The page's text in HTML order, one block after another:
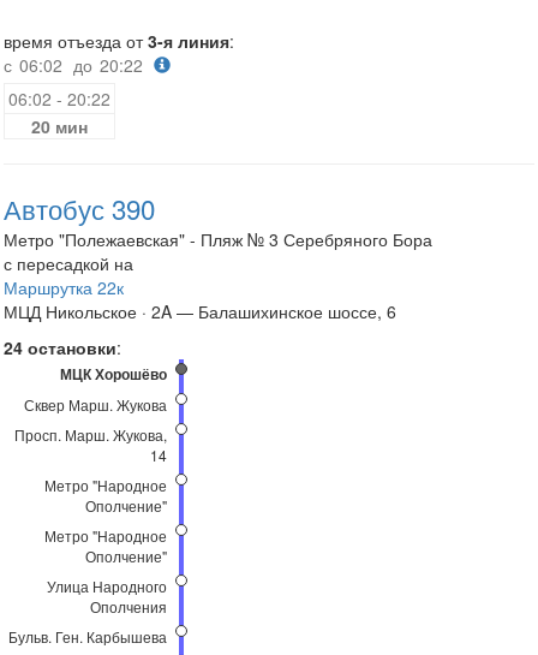
время отъезда от3-я линия:
с 06:02 до 20:22
06:02 - 20:22
20 мин
Автобус 390
Метро "Полежаевская" - Пляж № 3 Серебряного Бора
с пересадкой на
Маршрутка 22к
МЦД Никольское · 2A — Балашихинское шоссе, 6
24 остановки:
МЦК Хорошёво
Сквер Марш. Жукова
Просп. Марш. Жукова,
14
Метро "Народное
Ополчение"
Метро "Народное
Ополчение"
Улица Народного
Ополчения
Бульв. Ген. Карбышева